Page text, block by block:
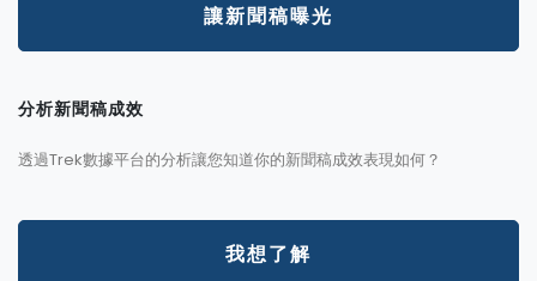
讓新聞稿曝光
分析新聞稿成效
透過Trek數據平台的分析讓您知道你的新聞稿成效表現如何？
我想了解